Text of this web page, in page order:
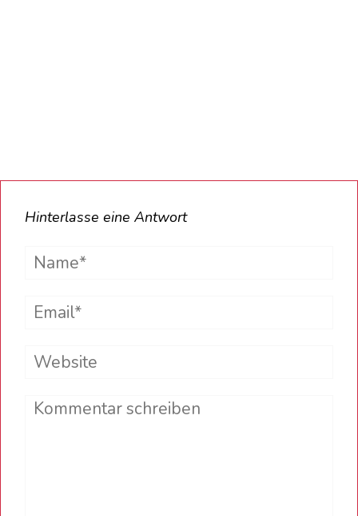
Hinterlasse eine Antwort
Name*
Email*
Website
Comment